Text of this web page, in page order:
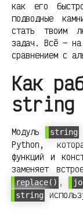
как его
подводные
стать твоим
задач. Всё — на
сравнением с
Как
string
Модуль string
Python,
функций и
заменяет
replace() ,
string